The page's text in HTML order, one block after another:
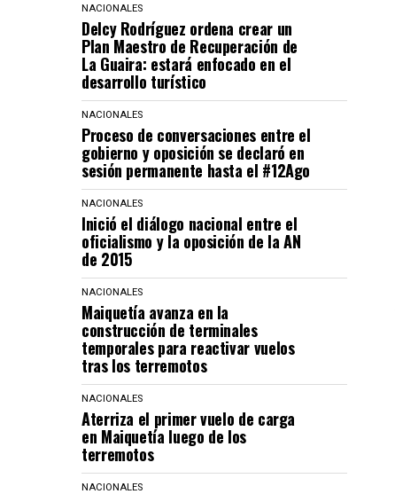
NACIONALES
Delcy Rodríguez ordena crear un
Plan Maestro de Recuperación de
La Guaira: estará enfocado en el
desarrollo turístico
NACIONALES
Proceso de conversaciones entre el
gobierno y oposición se declaró en
sesión permanente hasta el #12Ago
NACIONALES
Inició el diálogo nacional entre el
oficialismo y la oposición de la AN
de 2015
NACIONALES
Maiquetía avanza en la
construcción de terminales
temporales para reactivar vuelos
tras los terremotos
NACIONALES
Aterriza el primer vuelo de carga
en Maiquetía luego de los
terremotos
NACIONALES